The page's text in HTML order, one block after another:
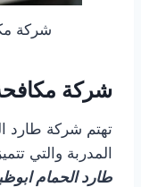
شركة
شركة
تهتم شركة طارد
المدربة والتي
طارد الحمام